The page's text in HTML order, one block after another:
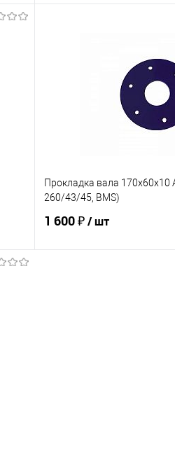
Прокладка вала
260/43/45, BMS)
1 600 ₽/ шт